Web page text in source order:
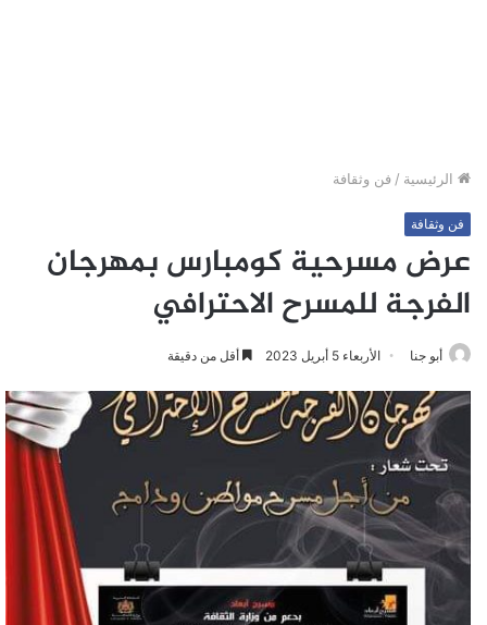
الرئيسية / فن وثقافة
فن وثقافة
عرض مسرحية كومبارس بمهرجان
الفرجة للمسرح الاحترافي
أبو جنا الأربعاء 5 أبريل 2023 أقل من دقيقة